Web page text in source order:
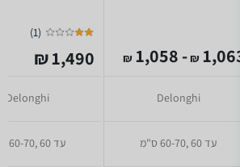
₪
- 1,058
₪
Delonghi
עד 60 ,60-70 ס"מ
(
1
)
1,490 ₪
Delonghi
עד 60 ,60-70 ס"מ